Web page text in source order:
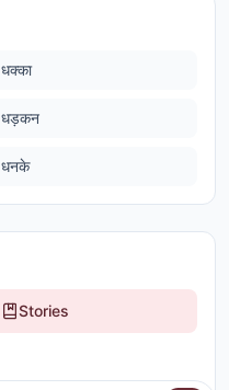
धक्का
धड़कन
धनके
Stories